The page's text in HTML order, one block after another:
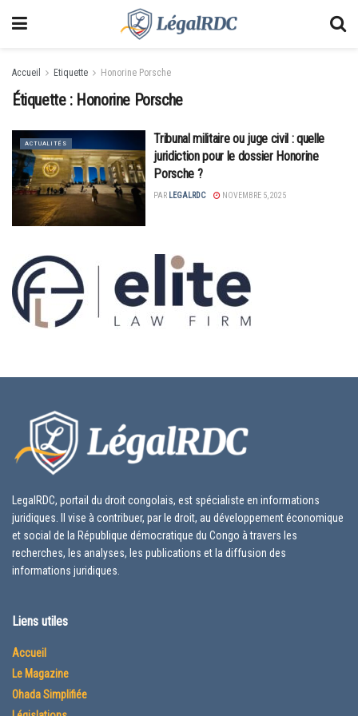
Accueil Etiquette Honorine Porsche
Étiquette : Honorine Porsche
ACTUALITÉS
Tribunal militaire ou juge civil : quelle
juridiction pour le dossier Honorine
Porsche ?
PAR LEGALRDC NOVEMBRE 5, 2025
LegalRDC, portail du droit congolais, est spécialiste en informations
juridiques. Il vise à contribuer, par le droit, au développement économique
et social de la République démocratique du Congo à travers les
recherches, les analyses, les publications et la diffusion des
informations juridiques.
Liens utiles
Accueil
Le Magazine
Ohada Simplifiée